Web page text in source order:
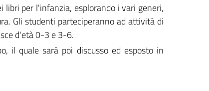
libri per l'infanzia, esplorando i vari generi,
Gli studenti parteciperanno ad attività di
d'età 0-3 e 3-6.
il quale sarà poi discusso ed esposto in